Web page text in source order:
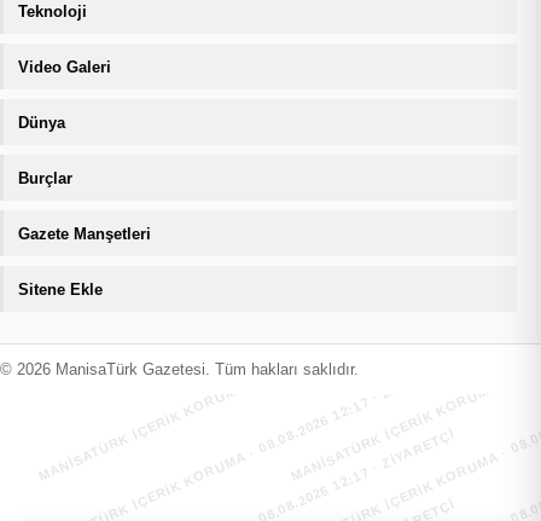
Teknoloji
Video Galeri
Dünya
Burçlar
Gazete Manşetleri
Sitene Ekle
© 2026 ManisaTürk Gazetesi. Tüm hakları saklıdır.
MANİSATÜRK İÇERİK KORUMA · 08.08.2026 12:17 · ZIYARETÇI
MANİSATÜRK İÇERİK KORUMA
MANİSATÜRK İÇERİK KORUMA · 08.08.2026 12:17 · ZIYARETÇI
MANİSATÜRK İÇERİK KORUMA